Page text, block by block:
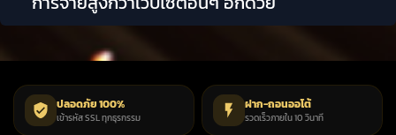
ปลอดภัย 100%
เข้ารหัส SSL ทุกธุรกรรม
ฝาก-ถอนออโต้
รวดเร็วภายใน 10 วินาที